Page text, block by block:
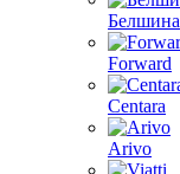
Белшина
Forward
Centara
Arivo